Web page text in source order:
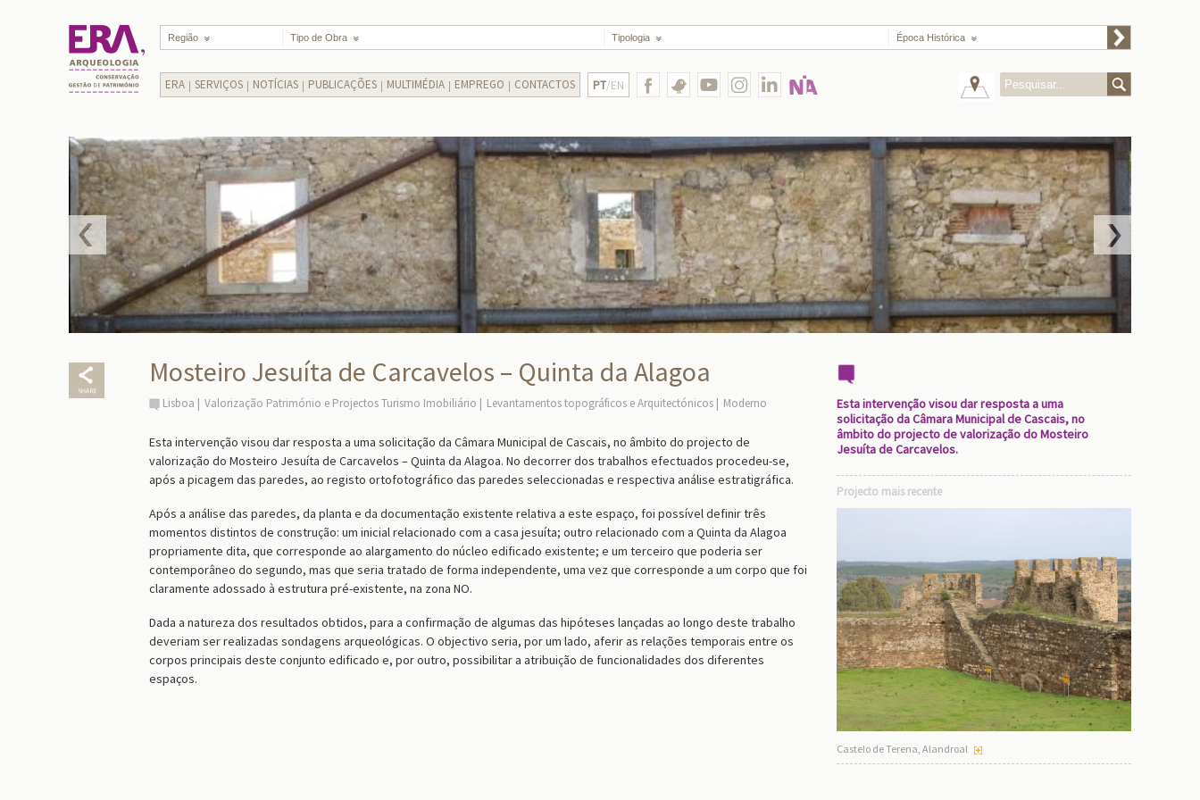
Região Tipo de Obra Tipologia Época Histórica
ERA SERVIÇOS NOTÍCIAS PUBLICAÇÕES MULTIMÉDIA EMPREGO CONTACTOS PT/EN
Mosteiro Jesuíta de Carcavelos – Quinta da Alagoa
Lisboa Valorização Património e Projectos Turismo Imobiliário Levantamentos topográficos e Arquitectónicos Moderno
Esta intervenção visou dar resposta a uma solicitação da Câmara Municipal de Cascais, no âmbito do projecto de
valorização do Mosteiro Jesuíta de Carcavelos – Quinta da Alagoa. No decorrer dos trabalhos efectuados procedeu-se,
após a picagem das paredes, ao registo ortofotográfico das paredes seleccionadas e respectiva análise estratigráfica.
Após a análise das paredes, da planta e da documentação existente relativa a este espaço, foi possível definir três
momentos distintos de construção: um inicial relacionado com a casa jesuíta; outro relacionado com a Quinta da Alagoa
propriamente dita, que corresponde ao alargamento do núcleo edificado existente; e um terceiro que poderia ser
contemporâneo do segundo, mas que seria tratado de forma independente, uma vez que corresponde a um corpo que foi
claramente adossado à estrutura pré-existente, na zona NO.
Dada a natureza dos resultados obtidos, para a confirmação de algumas das hipóteses lançadas ao longo deste trabalho
deveriam ser realizadas sondagens arqueológicas. O objectivo seria, por um lado, aferir as relações temporais entre os
corpos principais deste conjunto edificado e, por outro, possibilitar a atribuição de funcionalidades dos diferentes
espaços.
Esta intervenção visou dar resposta a uma
solicitação da Câmara Municipal de Cascais, no
âmbito do projecto de valorização do Mosteiro
Jesuíta de Carcavelos.
Projecto mais recente
Castelo de Terena, Alandroal